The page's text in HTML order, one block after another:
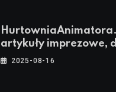
artykuły imprezowe,
stroje i akcesoria dla
2025-08-16